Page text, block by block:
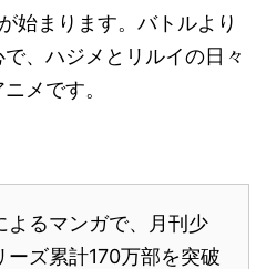
始まります。バトルより
、ハジメとリルイの日々
メです。
よるマンガで、月刊少
ズ累計170万部を突破